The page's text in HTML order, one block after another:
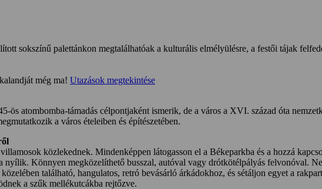
sokszínű palettánkon megtalálhatóak a kulturális elmélyülésre, a festői tájak
még ma! Utazások megtekintése
atombomba-támadás célpontjaként ismerik, de a város a XVI. század óta
a város ételeiben és építészetében.
közlekednek. Mindenképpen látogasson el a Békeparkba és a hozzá
nyílik. Könnyen megközelíthető busszal, autóval vagy drótkötélpályás felvonóval.
található, hangulatos, retró bevásárló árkádokhoz, és sétáljon egyet a
a szűk mellékutcákba rejtőzve.